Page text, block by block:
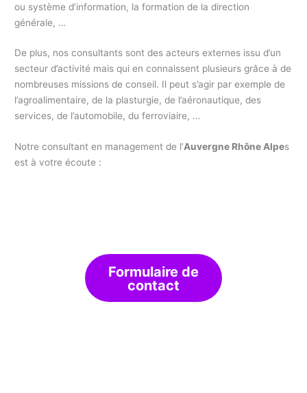
ou système d’information, la formation de la direction
générale, …
De plus, nos consultants sont des acteurs externes issu d’un
secteur d’activité mais qui en connaissent plusieurs grâce à de
nombreuses missions de conseil. Il peut s’agir par exemple de
l’agroalimentaire, de la plasturgie, de l’aéronautique, des
services, de l’automobile, du ferroviaire, …
Notre consultant en management de l’Auvergne Rhône Alpes
est à votre écoute :
Formulaire de
contact